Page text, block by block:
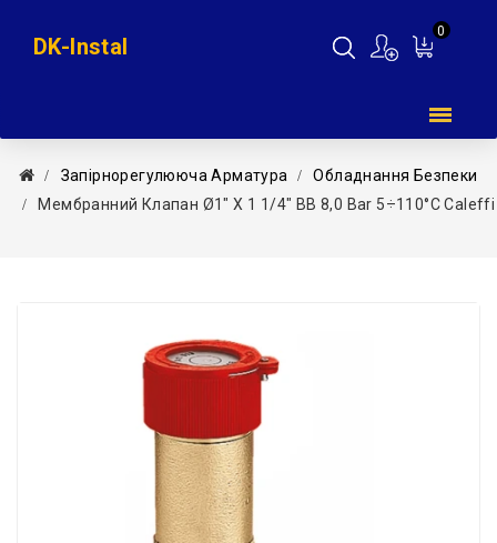
0
DK-Instal
Запірнорегулююча Арматура
Обладнання Безпеки
Мембранний Клапан Ø1″ Х 1 1/4″ ВВ 8,0 Bar 5÷110°C Caleffi